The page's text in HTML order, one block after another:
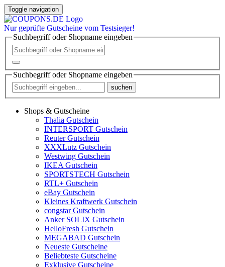
Toggle navigation
Nur geprüfte Gutscheine vom Testsieger!
Suchbegriff oder Shopname eingeben
Suchbegriff oder Shopname eingeben
suchen
Shops & Gutscheine
Thalia Gutschein
INTERSPORT Gutschein
Reuter Gutschein
XXXLutz Gutschein
Westwing Gutschein
IKEA Gutschein
SPORTSTECH Gutschein
RTL+ Gutschein
eBay Gutschein
Kleines Kraftwerk Gutschein
congstar Gutschein
Anker SOLIX Gutschein
HelloFresh Gutschein
MEGABAD Gutschein
Neueste Gutscheine
Beliebteste Gutscheine
Exklusive Gutscheine